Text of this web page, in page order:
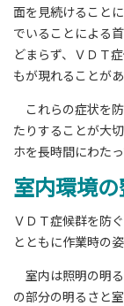
面を見続けること
でいることによる
どまらず、ＶＤＴ
もが現れることがあ
これらの症状を
たりすることが大
ホを長時間にわた
室内環境
ＶＤＴ症候群を防
とともに作業時の
室内は照明の明
の部分の明るさと